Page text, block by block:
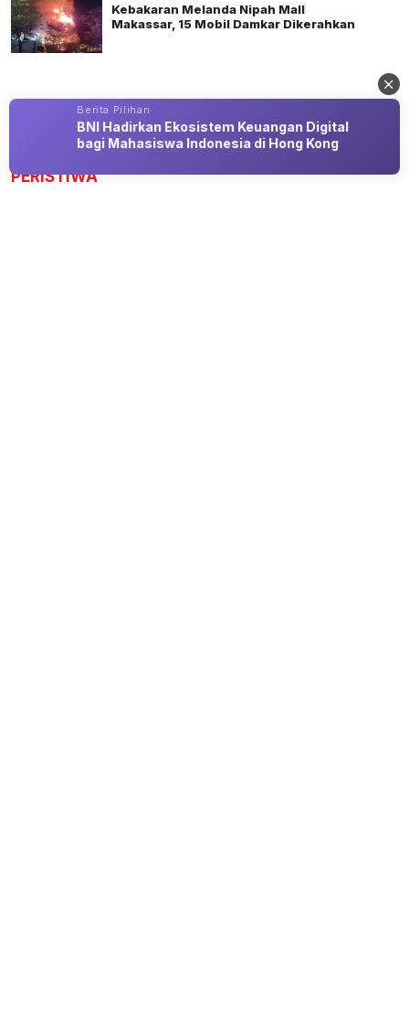
Kebakaran Melanda Nipah Mall
Makassar, 15 Mobil Damkar Dikerahkan
Advertisement
PERISTIWA
Berita Pilihan
BNI Hadirkan Ekosistem Keuangan Digital
bagi Mahasiswa Indonesia di Hong Kong